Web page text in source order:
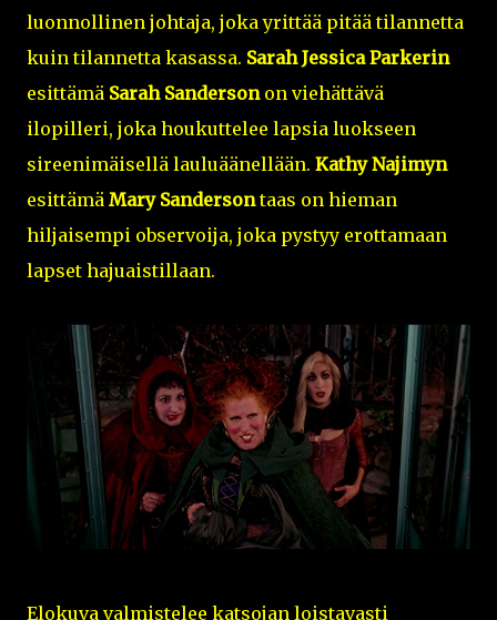
luonnollinen johtaja, joka yrittää pitää tilannetta
kuin tilannetta kasassa. Sarah Jessica Parkerin
esittämä Sarah Sandersonon viehättävä
ilopilleri, joka houkuttelee lapsia luokseen
sireenimäisellä lauluäänellään. Kathy Najimyn
esittämä Mary Sandersontaas on hieman
hiljaisempi observoija, joka pystyy erottamaan
lapset hajuaistillaan.
Elokuva valmistelee katsojan loistavasti